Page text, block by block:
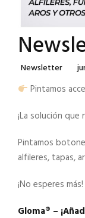
Categories
Newsletter On
Pintamos
¡La solución que
Pintamos
alfileres, tapas,
¡No esperes
Gloma®️ –